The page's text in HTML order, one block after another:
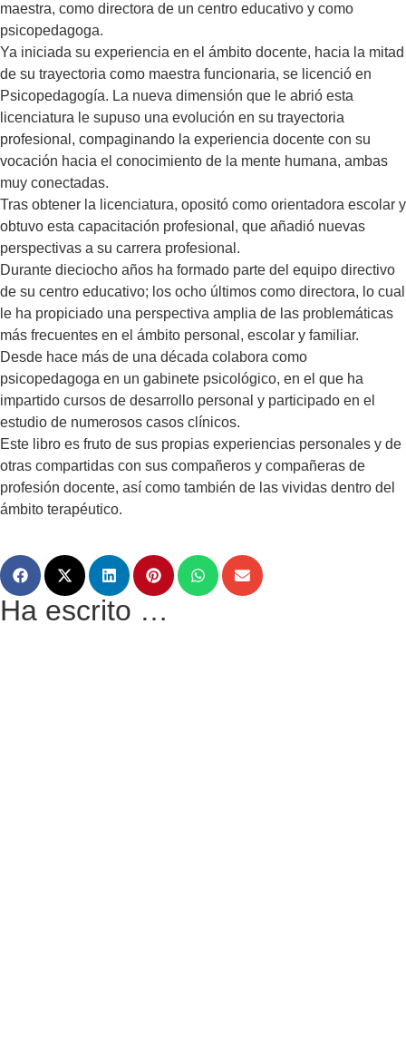
maestra, como directora de un centro educativo y como
psicopedagoga.
Ya iniciada su experiencia en el ámbito docente, hacia la mitad
de su trayectoria como maestra funcionaria, se licenció en
Psicopedagogía. La nueva dimensión que le abrió esta
licenciatura le supuso una evolución en su trayectoria
profesional, compaginando la experiencia docente con su
vocación hacia el conocimiento de la mente humana, ambas
muy conectadas.
Tras obtener la licenciatura, opositó como orientadora escolar y
obtuvo esta capacitación profesional, que añadió nuevas
perspectivas a su carrera profesional.
Durante dieciocho años ha formado parte del equipo directivo
de su centro educativo; los ocho últimos como directora, lo cual
le ha propiciado una perspectiva amplia de las problemáticas
más frecuentes en el ámbito personal, escolar y familiar.
Desde hace más de una década colabora como
psicopedagoga en un gabinete psicológico, en el que ha
impartido cursos de desarrollo personal y participado en el
estudio de numerosos casos clínicos.
Este libro es fruto de sus propias experiencias personales y de
otras compartidas con sus compañeros y compañeras de
profesión docente, así como también de las vividas dentro del
ámbito terapéutico.
Ha escrito …